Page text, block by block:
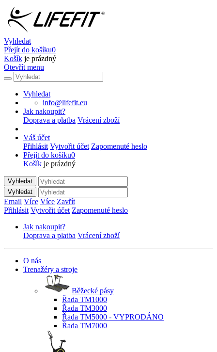
Vyhledat
Přejít do košíku0
Košík je prázdný
Otevřít menu
Vyhledat
info@lifefit.eu
Jak nakoupit?
Doprava a platba Vrácení zboží
Váš účet
Přihlásit Vytvořit účet Zapomenuté heslo
Přejít do košíku0
Košík je prázdný
Vyhledat
Vyhledat
Email Více Více Zavřít
Přihlásit Vytvořit účet Zapomenuté heslo
Jak nakoupit?
Doprava a platba Vrácení zboží
O nás
Trenažéry a stroje
Běžecké pásy
Řada TM1000
Řada TM3000
Řada TM5000 - VYPRODÁNO
Řada TM7000